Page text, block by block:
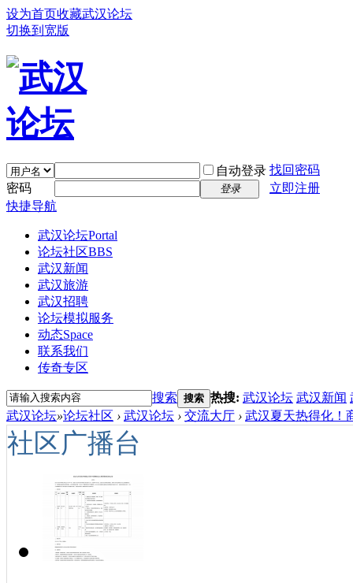
设为首页收藏武汉论坛
切换到宽版
自动登录 找回密码
密码
登录
立即注册
快捷导航
武汉论坛Portal
论坛社区BBS
武汉新闻
武汉旅游
武汉招聘
论坛模拟服务
动态Space
联系我们
传奇专区
搜索 搜索 热搜: 武汉论坛 武汉新闻
武汉论坛»论坛社区 › 武汉论坛 › 交流大厅 › 武汉夏天热得化！
社区广播台